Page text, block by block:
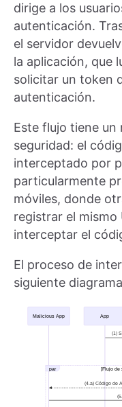
dirige a los
autenticación.
el servidor
la aplicación, que
solicitar un token
autenticación.
Este flujo tiene
seguridad: el
interceptado por
particularmente
móviles, donde
registrar el mismo
interceptar el
El proceso de
siguiente